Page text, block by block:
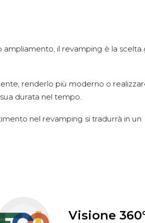
il revamping è la scelta
renderlo più moderno o
durata nel tempo.
nel revamping si tradurrà in un
Visione